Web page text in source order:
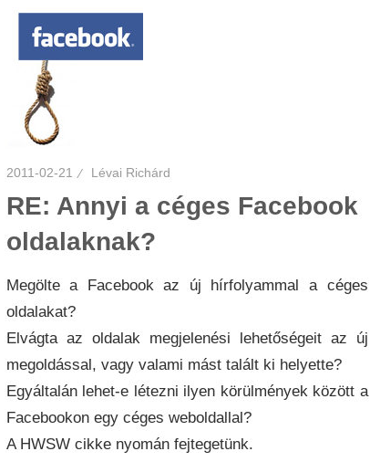
2011-02-21 Lévai Richárd
RE: Annyi a céges Facebook
oldalaknak?
Megölte a Facebook az új hírfolyammal a céges
oldalakat?
Elvágta az oldalak megjelenési lehetőségeit az új
megoldással, vagy valami mást talált ki helyette?
Egyáltalán lehet-e létezni ilyen körülmények között a
Facebookon egy céges weboldallal?
A HWSW cikke nyomán fejtegetünk.